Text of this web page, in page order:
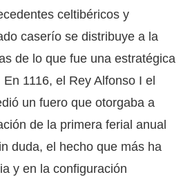
celtibéricos y
caserío se distribuye a la
de lo que fue una estratégica
1116, el Rey Alfonso I el
un fuero que otorgaba a
de la primera ferial anual
duda, el hecho que más ha
y en la configuración